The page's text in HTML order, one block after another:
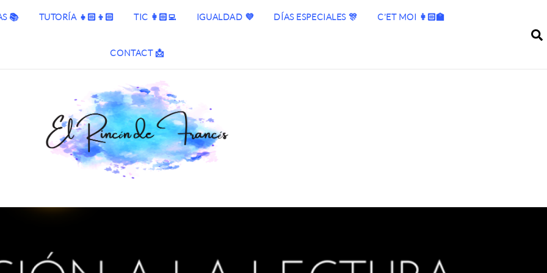
📚 TUTORÍA 👧🏻👦🏻 TIC 👩🏻‍💻 IGUALDAD 💜 DÍAS ESPECIALES 🎊 C’ET MOI 👩🏻‍🏫
CONTACT 📩